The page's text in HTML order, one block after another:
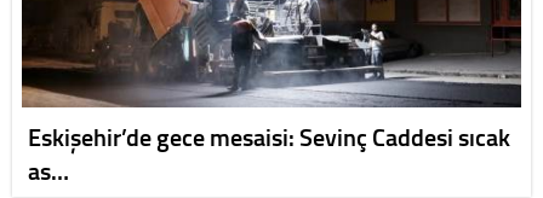
Eskişehir’de gece mesaisi: Sevinç Caddesi sıcak
as…